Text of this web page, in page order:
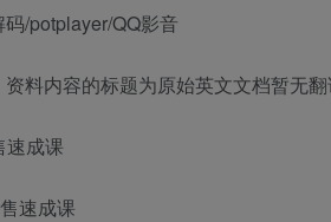
/potplayer/QQ影音
料内容的标题为原始英文文档暂无翻
速成课
速成课